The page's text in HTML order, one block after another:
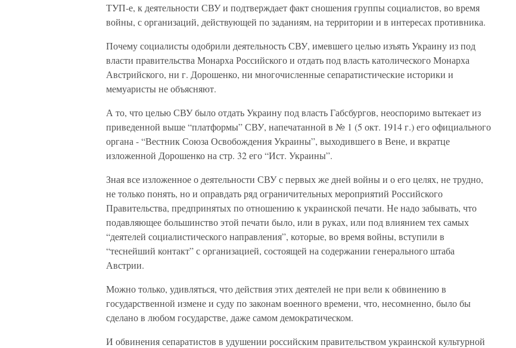
ТУП-е, к деятельности СВУ и подтверждает факт сношения группы социалистов, во время
войны, с организаций, действующей по заданиям, на территории и в интересах противника.
Почему социалисты одобрили деятельность СВУ, имевшего целью изъять Украину из под
власти правительства Монарха Российского и отдать под власть католического Монарха
Австрийского, ни г. Дорошенко, ни многочисленные сепаратистические историки и
мемуаристы не объясняют.
А то, что целью СВУ было отдать Украину под власть Габсбургов, неоспоримо вытекает из
приведенной выше “платформы” СВУ, напечатанной в № 1 (5 окт. 1914 г.) его официального
органа - “Вестник Союза Освобождения Украины”, выходившего в Вене, и вкратце
изложенной Дорошенко на стр. 32 его “Ист. Украины”.
Зная все изложенное о деятельности СВУ с первых же дней войны и о его целях, не трудно,
не только понять, но и оправдать ряд ограничительных мероприятий Российского
Правительства, предпринятых по отношению к украинской печати. Не надо забывать, что
подавляющее большинство этой печати было, или в руках, или под влиянием тех самых
“деятелей социалистического направления”, которые, во время войны, вступили в
“теснейший контакт” с организацией, состоящей на содержании генерального штаба
Австрии.
Можно только, удивляться, что действия этих деятелей не при вели к обвинению в
государственной измене и суду по законам военного времени, что, несомненно, было бы
сделано в любом государстве, даже самом демократическом.
И обвинения сепаратистов в удушении российским правительством украинской культурной